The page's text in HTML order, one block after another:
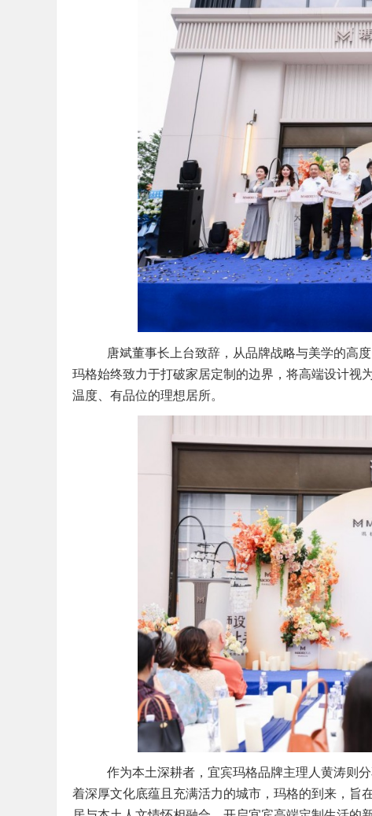
唐斌董事长上台致辞，从品牌战略与美学的高度
玛格始终致力于打破家居定制的边界，将高端设计视
温度、有品位的理想居所。
作为本土深耕者，宜宾玛格品牌主理人黄涛则分
着深厚文化底蕴且充满活力的城市，玛格的到来，旨